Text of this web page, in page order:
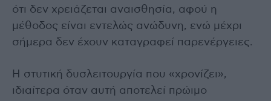
ότι δεν χρειάζεται αναισθησία, αφού η
μέθοδος είναι εντελώς ανώδυνη, ενώ μέχρι
σήμερα δεν έχουν καταγραφεί παρενέργειες.
Η στυτική δυσλειτουργία που «χρονίζει»,
ιδιαίτερα όταν αυτή αποτελεί πρώιμο